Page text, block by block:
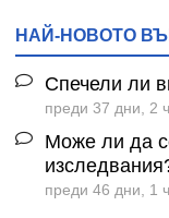
НАЙ-НОВОТО
Спечели ли
преди 37 дни, 2
Може ли да
преди 46 дни, 1